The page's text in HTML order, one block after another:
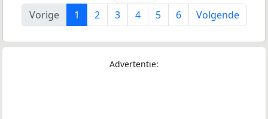
Vorige
1 2 3 4 5 6 Volgende
Advertentie: